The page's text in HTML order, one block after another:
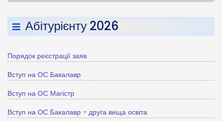
Абітурієнту 2026
Порядок реєстрації заяв
Вступ на ОС Бакалавр
Вступ на ОС Магістр
Вступ на ОС Бакалавр - друга вища освіта